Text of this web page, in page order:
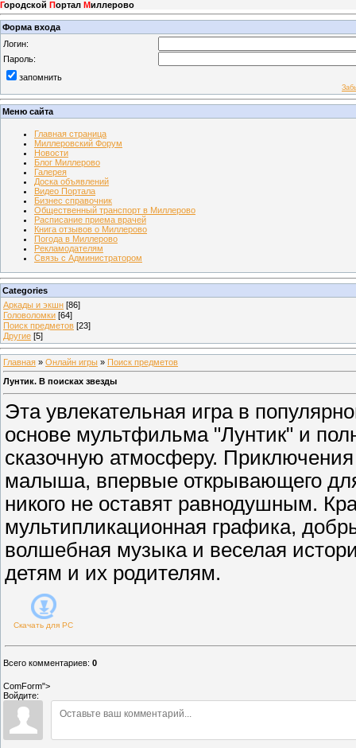
Городской Портал Миллерово
Форма входа
Логин:
Пароль:
запомнить
Меню сайта
Главная страница
Миллеровский Форум
Новости
Блог Миллерово
Галерея
Доска объявлений
Видео Портала
Бизнес справочник
Общественный транспорт в Миллерово
Расписание приема врачей
Книга отзывов о Миллерово
Погода в Миллерово
Рекламодателям
Связь с Администратором
Categories
Аркады и экшн [86]
Головоломки [64]
Поиск предметов [23]
Другие [5]
Главная » Онлайн игры » Поиск предметов
Лунтик. В поисках звезды
Эта увлекательная игра в
основе мультфильма "Лунтик" и
сказочную атмосферу.
малыша, впервые открывающего
никого не оставят равнодушным.
мультипликационная графика,
волшебная музыка и веселая
детям и их родителям.
Скачать для PC
Всего комментариев: 0
ComForm">
Войдите: